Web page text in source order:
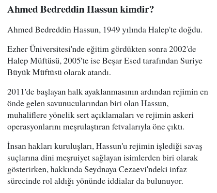
Ahmed Bedreddin Hassun kimdir?
Ahmed Bedreddin Hassun, 1949 yılında Halep'te doğdu.
Ezher Üniversitesi'nde eğitim gördükten sonra 2002'de
Halep Müftüsü, 2005'te ise Beşar Esed tarafından Suriye
Büyük Müftüsü olarak atandı.
2011'de başlayan halk ayaklanmasının ardından rejimin en
önde gelen savunucularından biri olan Hassun,
muhaliflere yönelik sert açıklamaları ve rejimin askeri
operasyonlarını meşrulaştıran fetvalarıyla öne çıktı.
İnsan hakları kuruluşları, Hassun'u rejimin işlediği savaş
suçlarına dini meşruiyet sağlayan isimlerden biri olarak
gösterirken, hakkında Seydnaya Cezaevi'ndeki infaz
sürecinde rol aldığı yönünde iddialar da bulunuyor.